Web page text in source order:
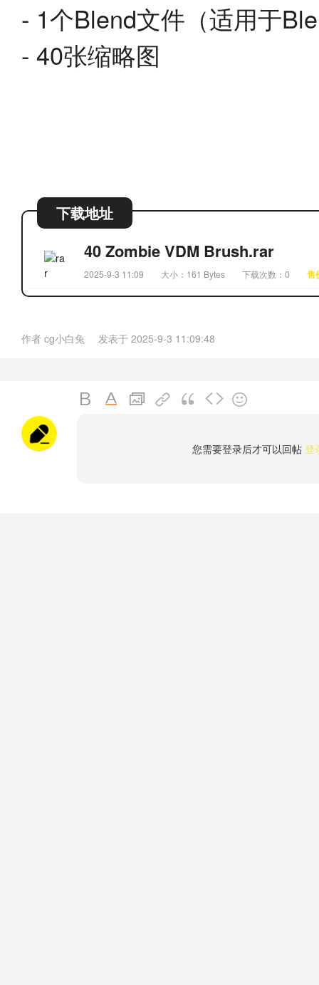
- 1个Blend文件（适用于
- 40张缩略图
下载地址
40 Zombie VDM Brush.rar
2025-9-3 11:09 大小：161 Bytes 下载次数：0 售
作者 cg小白兔 发表于 2025-9-3 11:09:48
您需要登录后才可以回帖 登